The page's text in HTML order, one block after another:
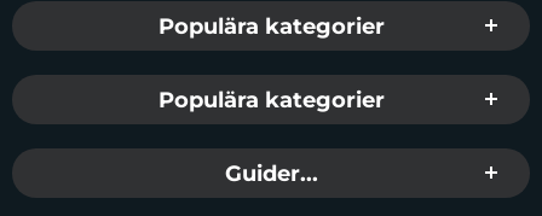
Populära kategorier
Populära kategorier
Guider...